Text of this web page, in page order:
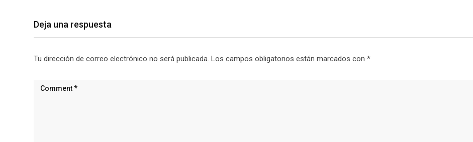
Deja una respuesta
Tu dirección de correo electrónico no será publicada. Los campos obligatorios están marcados con *